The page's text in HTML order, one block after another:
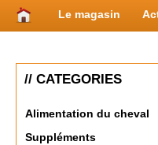
Le magasin
// CATEGORIES
Alimentation du cheval
Suppléments